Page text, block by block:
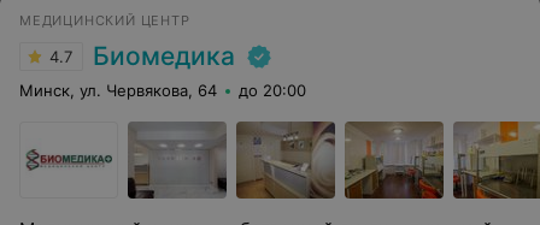
МЕДИЦИНСКИЙ ЦЕНТР
4.7 Биомедика
Минск, ул. Червякова, 64 до 20:00